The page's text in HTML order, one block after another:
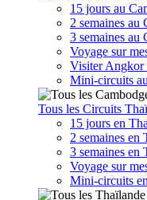
15 jours au
2 semaines au
3 semaines au
Voyage sur
Visiter Angkor
Mini-circuits
Tous les Circuits
15 jours en
2 semaines en
3 semaines en
Voyage sur
Mini-circuits